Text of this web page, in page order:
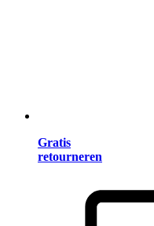
Gratis
retourneren